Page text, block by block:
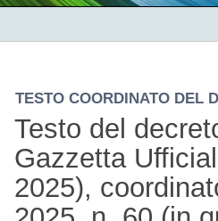
TESTO COORDINATO DEL
Testo del
Gazzetta
2025),